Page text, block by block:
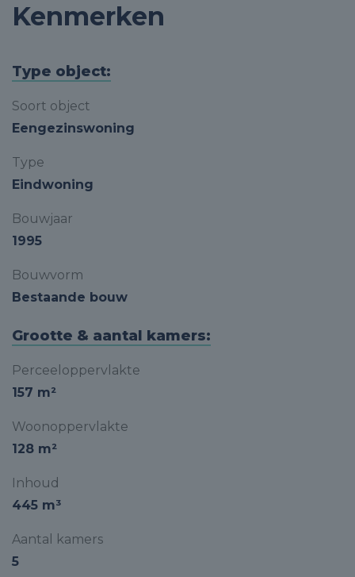
Kenmerken
Type object:
Soort object
Eengezinswoning
Type
Eindwoning
Bouwjaar
1995
Bouwvorm
Bestaande bouw
Grootte & aantal kamers:
Perceeloppervlakte
157 m²
Woonoppervlakte
128 m²
Inhoud
445 m³
Aantal kamers
5